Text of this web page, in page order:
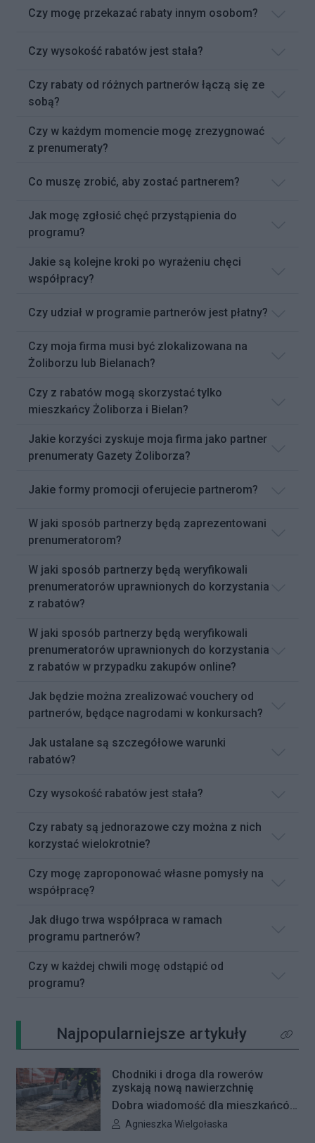
Czy mogę przekazać rabaty innym osobom?
Czy wysokość rabatów jest stała?
Czy rabaty od różnych partnerów łączą się ze
sobą?
Czy w każdym momencie mogę zrezygnować
z prenumeraty?
Co muszę zrobić, aby zostać partnerem?
Jak mogę zgłosić chęć przystąpienia do
programu?
Jakie są kolejne kroki po wyrażeniu chęci
współpracy?
Czy udział w programie partnerów jest płatny?
Czy moja firma musi być zlokalizowana na
Żoliborzu lub Bielanach?
Czy z rabatów mogą skorzystać tylko
mieszkańcy Żoliborza i Bielan?
Jakie korzyści zyskuje moja firma jako partner
prenumeraty Gazety Żoliborza?
Jakie formy promocji oferujecie partnerom?
W jaki sposób partnerzy będą zaprezentowani
prenumeratorom?
W jaki sposób partnerzy będą weryfikowali
prenumeratorów uprawnionych do korzystania
z rabatów?
W jaki sposób partnerzy będą weryfikowali
prenumeratorów uprawnionych do korzystania
z rabatów w przypadku zakupów online?
Jak będzie można zrealizować vouchery od
partnerów, będące nagrodami w konkursach?
Jak ustalane są szczegółowe warunki
rabatów?
Czy wysokość rabatów jest stała?
Czy rabaty są jednorazowe czy można z nich
korzystać wielokrotnie?
Czy mogę zaproponować własne pomysły na
współpracę?
Jak długo trwa współpraca w ramach
programu partnerów?
Czy w każdej chwili mogę odstąpić od
programu?
Najpopularniejsze artykuły Kliknij
Chodniki i droga dla rowerów
zyskają nową nawierzchnię
Dobra wiadomość dla mieszkańców
Woli i Żoliborza. Zarząd Dróg
Autor artykułu:
Agnieszka Wielgołaska